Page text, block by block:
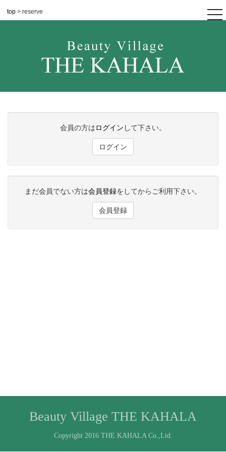
top > reserve
会員の方はログイン して下さい。
ログイン
まだ会員でない方は会員登録をしてからご利用下さい。
会員登録
Beauty Village THE KAHALA
Copyright 2016 THE KAHALA Co.,Ltd.